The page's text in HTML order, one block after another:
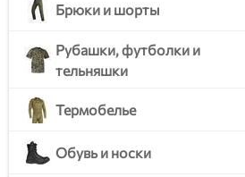
Брюки и шорты
Рубашки, футболки и
тельняшки
Термобелье
Обувь и носки